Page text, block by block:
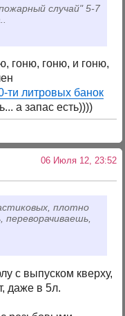
случай" 5-7
гоню, гоню, и гоню,
а запас есть))))
06 Июля 12, 23:52
плотно
с выпуском кверху,
даже в 5л.